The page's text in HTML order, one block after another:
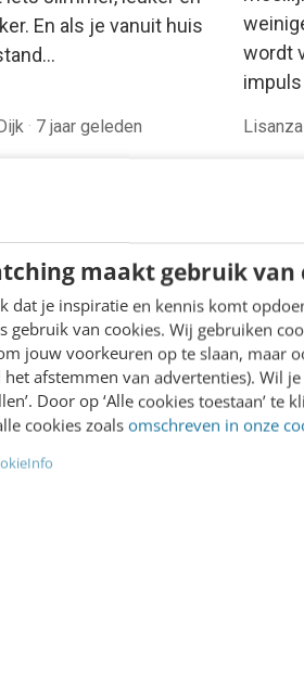
maakt gebruik van
dat je inspiratie en kennis komt
gebruik van cookies. Wij gebruiken
jouw voorkeuren op te slaan, maar
afstemmen van advertenties). Wil
Door op ‘Alle cookies toestaan’ te
cookies zoals omschreven in onze
En als je vanuit huis
· 7 jaar geleden
wordt
social intranet: 5
Frankwatching
zit ingebakken in
van
We weten niet
kantoor! Nog…
Het
het